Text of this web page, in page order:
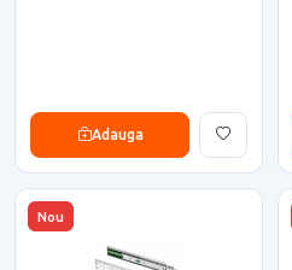
Adauga
Nou